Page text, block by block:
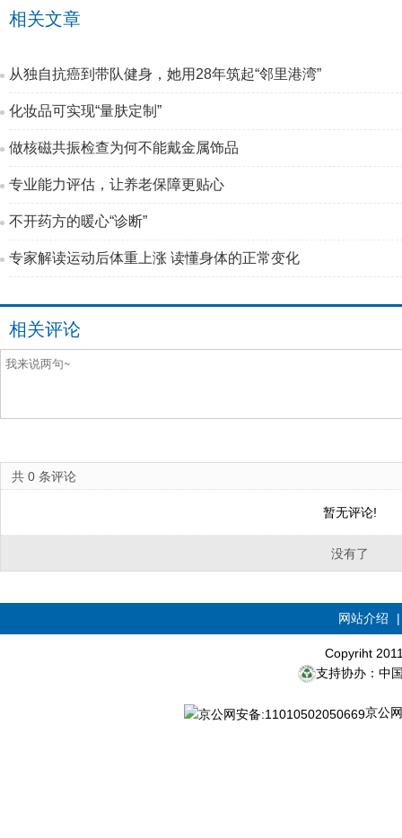
相关文章
从独自抗癌到带队健身，她用28年筑起“邻里港湾”
化妆品可实现“量肤定制”
做核磁共振检查为何不能戴金属饰品
专业能力评估，让养老保障更贴心
不开药方的暖心“诊断”
专家解读运动后体重上涨 读懂身体的正常变化
相关评论
共 0 条评论
暂无评论!
没有了
网站介绍
Copyriht
支持协办：中
京公